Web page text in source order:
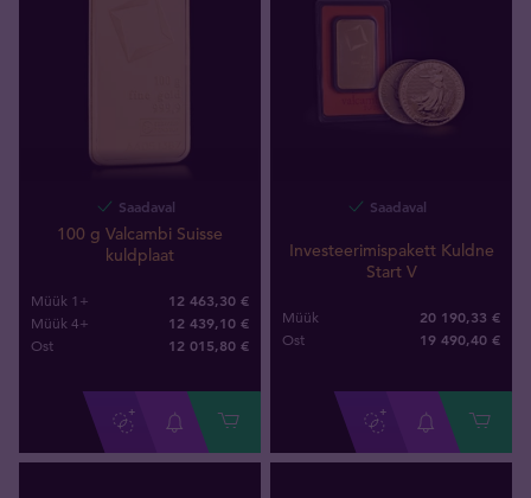
Saadaval
100 g Valcambi Suisse
kuldplaat
Müük 1+ 12 463,30 €
Müük 4+ 12 439,10 €
Ost 12 015,80 €
Saadaval
Investeerimispakett Kuldne
Start V
Müük 20 190,33 €
Ost 19 490,40 €